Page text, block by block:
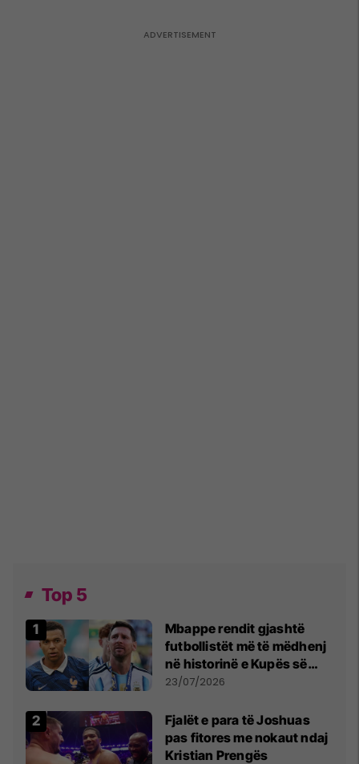
Top 5
Mbappe rendit gjashtë
futbollistët më të mëdhenj
në historinë e Kupës së
Botës, Messi mbetet i dyti
23/07/2026
Fjalët e para të Joshuas
pas fitores me nokaut ndaj
Kristian Prengës